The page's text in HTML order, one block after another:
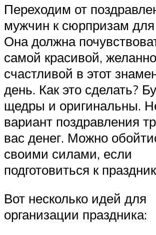
Переходим от
мужчин к сюрпризам
Она должна
самой красивой,
счастливой в этот
день. Как это сделать?
щедры и оригинальны.
вариант поздравления
вас денег. Можно
своими силами, если
подготовиться к
Вот несколько идей для
организации праздника: